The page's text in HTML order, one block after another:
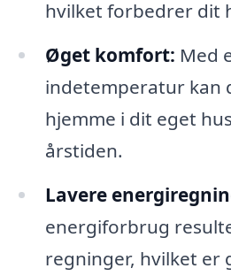
hvilket forbedrer dit
Øget komfort: Med
indetemperatur kan
hjemme i dit eget
årstiden.
Lavere
energiforbrug
regninger, hvilket er